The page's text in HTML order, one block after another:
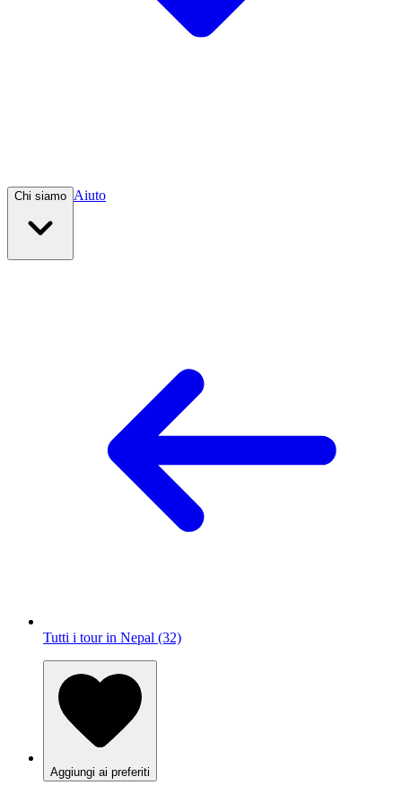
Chi siamo Aiuto
Tutti i tour in Nepal (32)
Aggiungi ai preferiti